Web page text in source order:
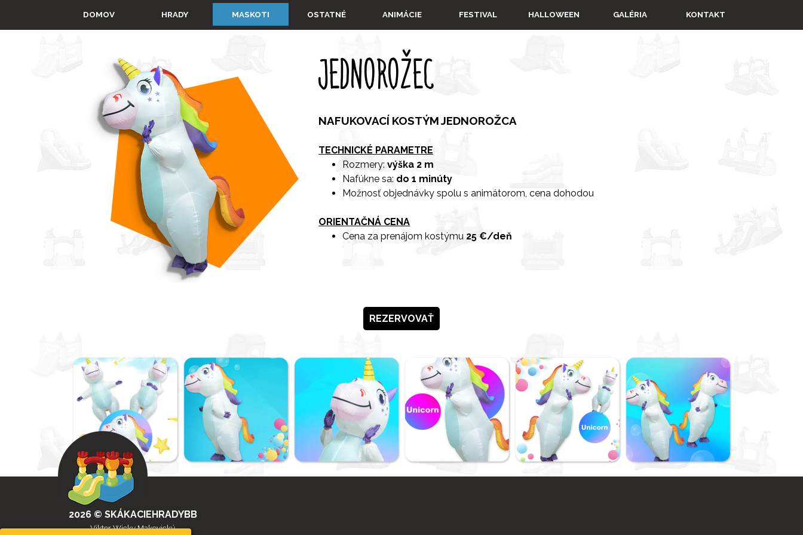
Preskočiť menu
DOMOV HRADY ▼
MASKOTI ▼
OSTATNÉ ▼
ANIMÁCIE ▼
FESTIVAL HALLOWEEN ▼
GALÉRIA KONTAKT
JEDNOROŽEC
NAFUKOVACÍ KOSTÝM JEDNOROŽCA
TECHNICKÉ PARAMETRE
Rozmery:výška 2 m
Nafúkne sa: do 1 minúty
Možnosť objednávky spolu s animátorom, cena dohodou
ORIENTAČNÁ CENA
Cena za prenájom kostýmu 25 €/deň
REZERVOVAŤ
2026 © SKÁKACIEHRADYBB
Viktor Wicky Makovický